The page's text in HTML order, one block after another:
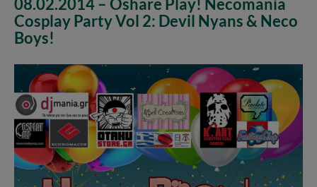
08.02.2014 – Oshare Play! Necomania
Cosplay Party Vol 2: Devil Nyans & Neco
Boys!